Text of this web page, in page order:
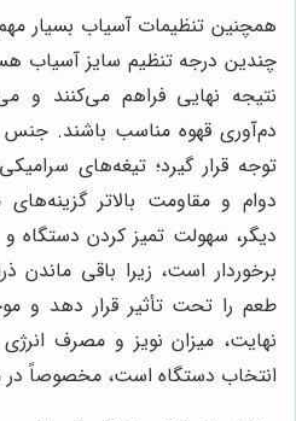
همچنین تنظیمات آسیاب بسیار
چندین درجه تنظیم سایز آسیاب
نتیجه نهایی فراهم می‌کنند و
دم‌آوری قهوه مناسب باشند. جنس
توجه قرار گیرد؛ تیغه‌های
دوام و مقاومت بالاتر
دیگر، سهولت تمیز کردن دستگاه و
برخوردار است، زیرا باقی ماندن
طعم را تحت تأثیر قرار دهد و
نهایت، میزان نویز و مصرف
انتخاب دستگاه است، مخصوصاً